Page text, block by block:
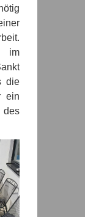
im
die
ein